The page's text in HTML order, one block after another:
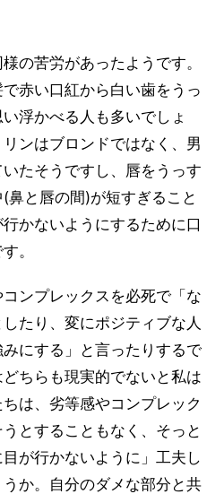
様の苦労があったようです。
赤い口紅から白い歯をうっ
浮かべる人も多いでしょ
ンはブロンドではなく、男
たそうですし、唇をうっす
鼻と唇の間)が短すぎること
かないようにするために口
。
ンプレックスを必死で「な
たり、変にポジティブな人
にする」と言ったりするで
ちらも現実的でないと私は
は、劣等感やコンプレック
とすることもなく、そっと
が行かないように」工夫し
か。自分のダメな部分と共